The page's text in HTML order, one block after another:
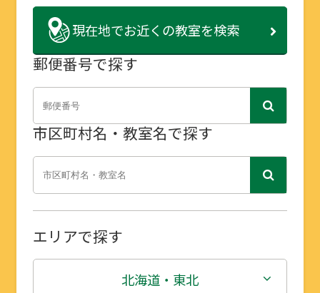
現在地でお近くの教室を検索
郵便番号で探す
市区町村名・教室名で探す
エリアで探す
北海道・東北